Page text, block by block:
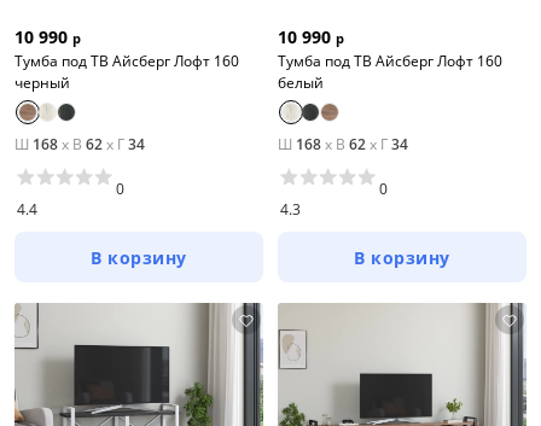
10 990 р
Тумба под ТВ Айсберг Лофт 160
черный
Ш 168x В 62x Г34
4.4
0
В корзину
10 990 р
Тумба под ТВ Айсберг Лофт 160
белый
Ш 168x В 62x Г34
4.3
0
В корзину